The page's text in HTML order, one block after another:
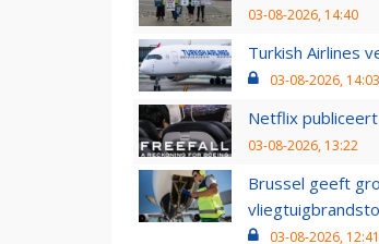
03-08-2026, 14:40
Turkish Airlines
03-08-2026, 14:03
Netflix
03-08-2026, 13:22
Brussel geeft
03-08-2026, 12:41